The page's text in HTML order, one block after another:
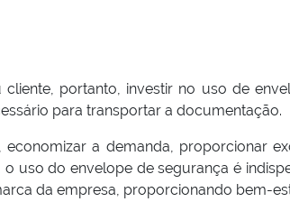
portanto, investir no uso de
para transportar a documentação.
a demanda, proporcionar
uso do envelope de segurança é
da empresa, proporcionando bem-